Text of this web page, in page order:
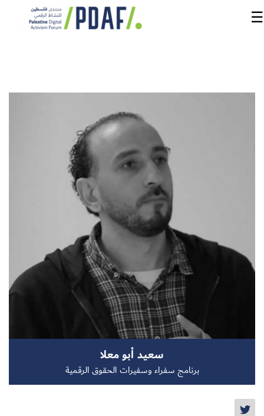
سابقة
☰
سعيد أبو معلا
برنامج سفراء وسفيرات الحقوق الرقمية